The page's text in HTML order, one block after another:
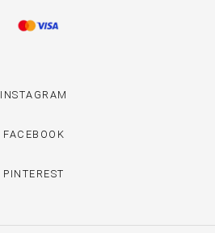
INSTAGRAM
FACEBOOK
PINTEREST